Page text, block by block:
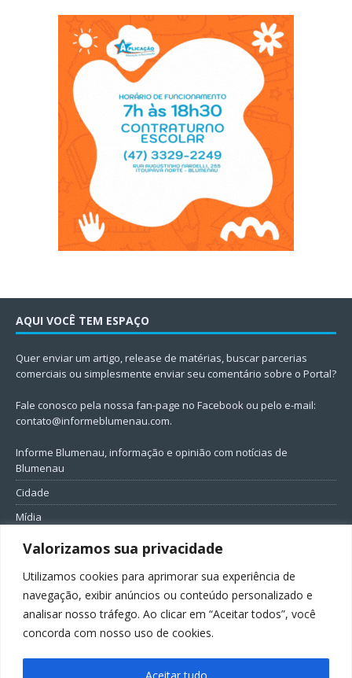
Valorizamos sua privacidade
Utilizamos cookies para aprimorar sua experiência de
navegação, exibir anúncios ou conteúdo personalizado e
analisar nosso tráfego. Ao clicar em “Aceitar todos”, você
concorda com nosso uso de cookies.
Aceitar tudo
AQUI VOCÊ TEM ESPAÇO
Quer enviar um artigo, release de matérias, buscar parcerias
comerciais ou simplesmente enviar seu comentário sobre o Portal?
Fale conosco pela nossa fan-page no Facebook ou pelo e-mail:
contato@informeblumenau.com.
Informe Blumenau, informação e opinião com notícias de
Blumenau
Cidade
Mídia
Entretenimento
Política